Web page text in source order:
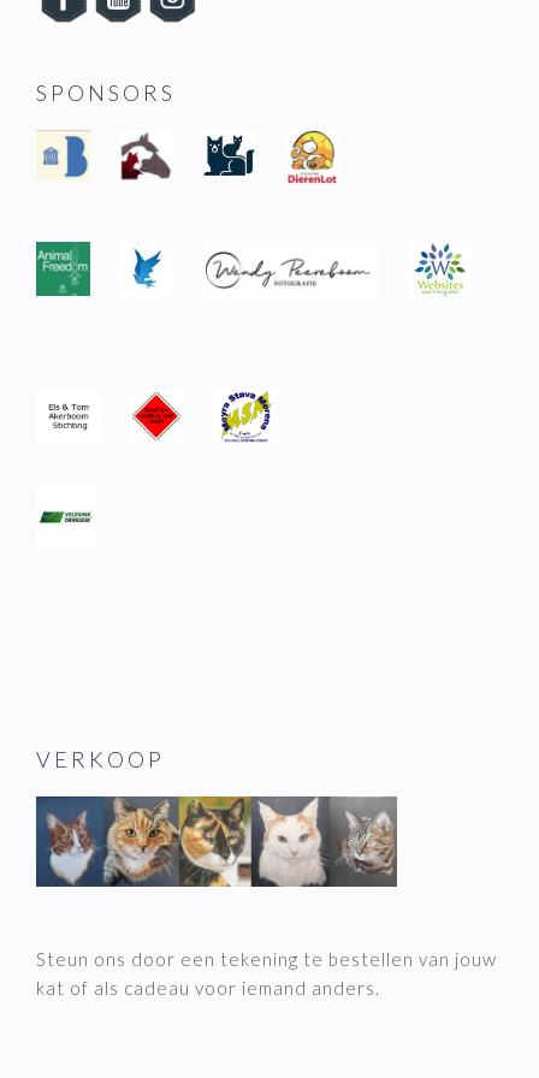
SPONSORS
VERKOOP
Steun ons door een tekening te bestellen van jouw
kat of als cadeau voor iemand anders.